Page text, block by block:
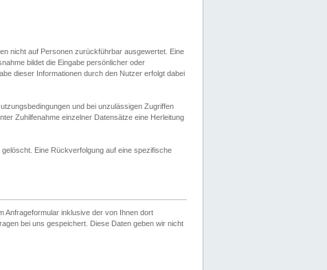
nicht auf Personen zurückführbar ausgewertet. Eine
bildet die Eingabe persönlicher oder
dieser Informationen durch den Nutzer erfolgt dabei
und bei unzulässigen Zugriffen
Zuhilfenahme einzelner Datensätze eine Herleitung
Eine Rückverfolgung auf eine spezifische
Anfrageformular inklusive der von Ihnen dort
bei uns gespeichert. Diese Daten geben wir nicht